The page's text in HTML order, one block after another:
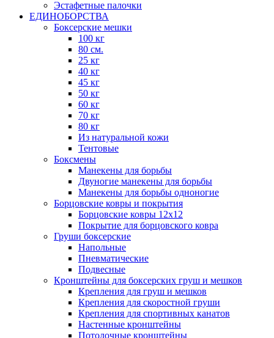
Эстафетные палочки
ЕДИНОБОРСТВА
Боксерские мешки
100 кг
80 см.
25 кг
40 кг
45 кг
50 кг
60 кг
70 кг
80 кг
Из натуральной кожи
Тентовые
Боксмены
Манекены для борьбы
Двуногие манекены для борьбы
Манекены для борьбы одноногие
Борцовские ковры и покрытия
Борцовские ковры 12х12
Покрытие для борцовского ковра
Груши боксерские
Напольные
Пневматические
Подвесные
Кронштейны для боксерских груш и мешков
Крепления для груш и мешков
Крепления для скоростной груши
Крепления для спортивных канатов
Настенные кронштейны
Потолочные кронштейны